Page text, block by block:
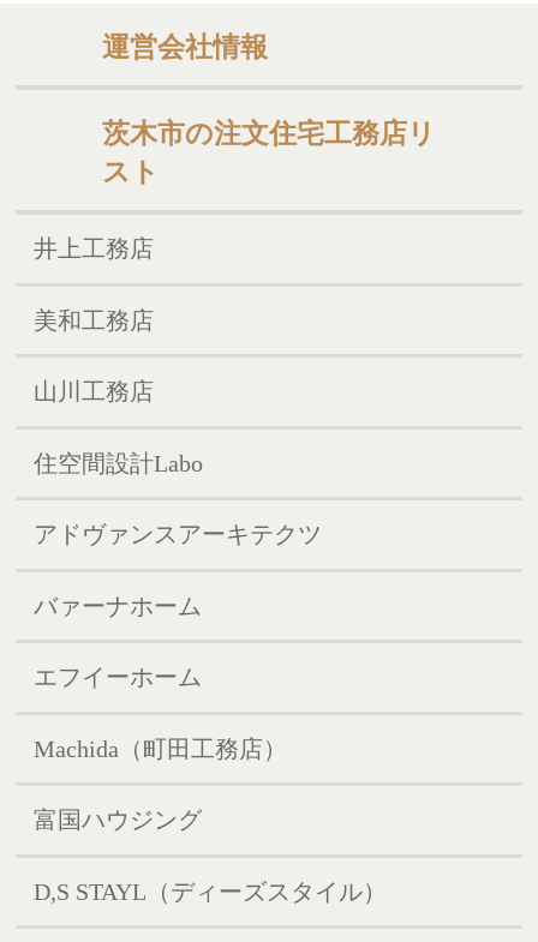
運営会社情報
茨木市の注文住宅工務店リ
スト
井上工務店
美和工務店
山川工務店
住空間設計Labo
アドヴァンスアーキテクツ
バァーナホーム
エフイーホーム
Machida（町田工務店）
富国ハウジング
D,S STAYL（ディーズスタイル）